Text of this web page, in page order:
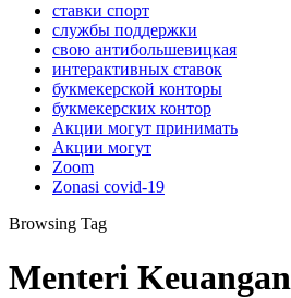
ставки спорт
службы поддержки
свою антибольшевицкая
интерактивных ставок
букмекерской конторы
букмекерских контор
Акции могут принимать
Акции могут
Zoom
Zonasi covid-19
Browsing Tag
Menteri Keuangan